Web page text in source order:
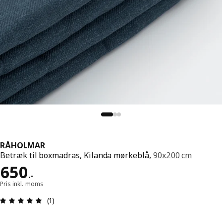
RÅHOLMAR
Betræk til boxmadras, Kilanda mørkeblå, 90x200 cm
650.-
Pris 650.-
Pris inkl. moms
Anmeldelse: 5 Ud af 5 Stjerner. Anmeldelser i
(1)